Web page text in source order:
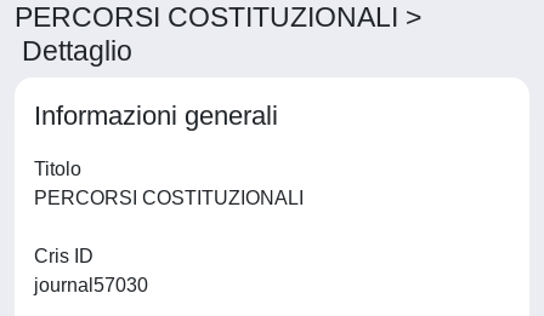
PERCORSI COSTITUZIONALI >
Dettaglio
Informazioni generali
Titolo
Cris ID